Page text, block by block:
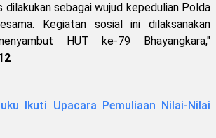
dilakukan sebagai wujud kepedulian Polda
Kegiatan sosial ini dilaksanakan
HUT ke-79 Bhayangkara,"
Ikuti Upacara Pemuliaan Nilai-Nilai